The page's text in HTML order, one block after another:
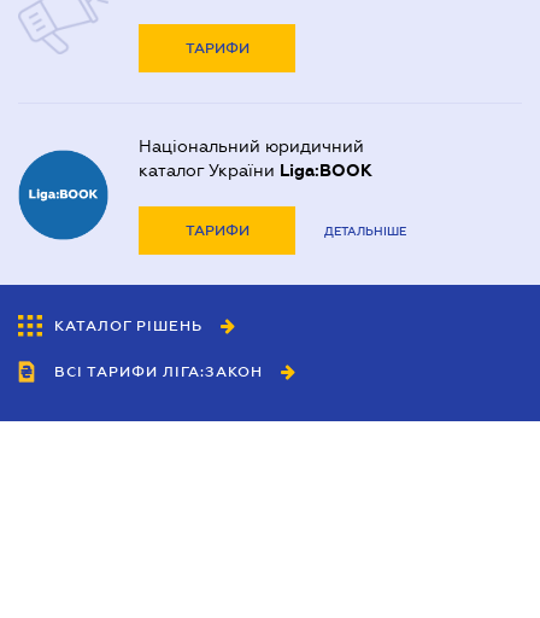
ТАРИФИ
Національний юридичний
каталог України Liga:BOOK
ТАРИФИ ДЕТАЛЬНІШЕ
КАТАЛОГ РІШЕНЬ
ВСІ ТАРИФИ ЛІГА:ЗАКОН